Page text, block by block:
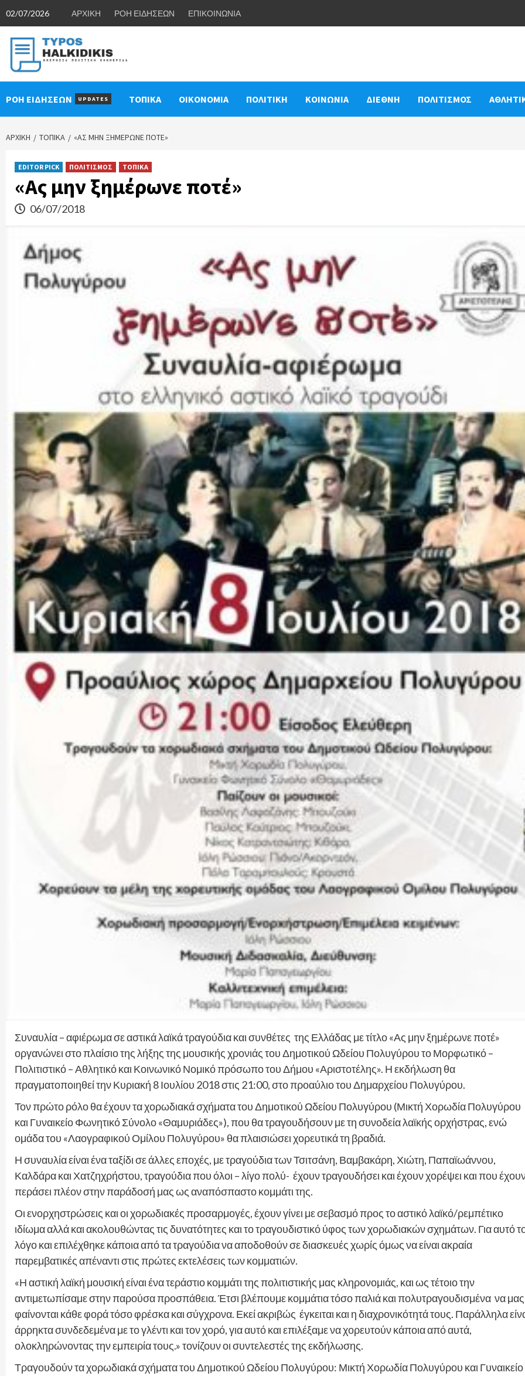
content
02/07/2026 ΑΡΧΙΚΗ ΡΟΗ ΕΙΔΗΣΕΩΝ ΕΠΙΚΟΙΝΩΝΙΑ
ΡΟΗ ΕΙΔΗΣΕΩΝ UPDATES ΤΟΠΙΚΑ ΟΙΚΟΝΟΜΙΑ ΠΟΛΙΤΙΚΗ ΚΟΙΝΩΝΙΑ ΔΙΕΘΝΗ ΠΟΛΙΤΙΣΜΟΣ
ΑΡΧΙΚΉ ΤΟΠΙΚΑ «ΑΣ ΜΗΝ ΞΗΜΈΡΩΝΕ ΠΟΤΈ»
EDITOR PICK ΠΟΛΙΤΙΣΜΟΣ ΤΟΠΙΚΑ
«Ας μην ξημέρωνε ποτέ»
06/07/2018
Συναυλία – αφιέρωμα σε αστικά λαϊκά τραγούδια και συνθέτες της Ελλάδας με τίτλο «Ας μην ξημέρωνε ποτέ»
οργανώνει στο πλαίσιο της λήξης της μουσικής χρονιάς του Δημοτικού Ωδείου Πολυγύρου το Μορφωτικό –
Πολιτιστικό – Αθλητικό και Κοινωνικό Νομικό πρόσωπο του Δήμου «Αριστοτέλης». Η εκδήλωση θα
πραγματοποιηθεί την Κυριακή 8 Ιουλίου 2018 στις 21:00, στο προαύλιο του Δημαρχείου Πολυγύρου.
Τον πρώτο ρόλο θα έχουν τα χορωδιακά σχήματα του Δημοτικού Ωδείου Πολυγύρου (Μικτή Χορωδία Πολυγύρου
και Γυναικείο Φωνητικό Σύνολο «Θαμυριάδες»), που θα τραγουδήσουν με τη συνοδεία λαϊκής ορχήστρας, ενώ
ομάδα του «Λαογραφικού Ομίλου Πολυγύρου» θα πλαισιώσει χορευτικά τη βραδιά.
Η συναυλία είναι ένα ταξίδι σε άλλες εποχές, με τραγούδια των Τσιτσάνη, Βαμβακάρη, Χιώτη, Παπαϊωάννου,
Καλδάρα και Χατζηχρήστου, τραγούδια που όλοι – λίγο πολύ- έχουν τραγουδήσει και έχουν χορέψει και που
περάσει πλέον στην παράδοσή μας ως αναπόσπαστο κομμάτι της.
Οι ενορχηστρώσεις και οι χορωδιακές προσαρμογές, έχουν γίνει με σεβασμό προς το αστικό λαϊκό/ρεμπέτικο
ιδίωμα αλλά και ακολουθώντας τις δυνατότητες και το τραγουδιστικό ύφος των χορωδιακών σχημάτων. Για αυτό
λόγο και επιλέχθηκε κάποια από τα τραγούδια να αποδοθούν σε διασκευές χωρίς όμως να είναι ακραία
παρεμβατικές απέναντι στις πρώτες εκτελέσεις των κομματιών.
«Η αστική λαϊκή μουσική είναι ένα τεράστιο κομμάτι της πολιτιστικής μας κληρονομιάς, και ως τέτοιο την
αντιμετωπίσαμε στην παρούσα προσπάθεια. Έτσι βλέπουμε κομμάτια τόσο παλιά και πολυτραγουδισμένα να μας
φαίνονται κάθε φορά τόσο φρέσκα και σύγχρονα. Εκεί ακριβώς έγκειται και η διαχρονικότητά τους. Παράλληλα
άρρηκτα συνδεδεμένα με το γλέντι και τον χορό, για αυτό και επιλέξαμε να χορευτούν κάποια από αυτά,
ολοκληρώνοντας την εμπειρία τους.» τονίζουν οι συντελεστές της εκδήλωσης.
Τραγουδούν τα χορωδιακά σχήματα του Δημοτικού Ωδείου Πολυγύρου: Μικτή Χορωδία Πολυγύρου και Γυναικείο